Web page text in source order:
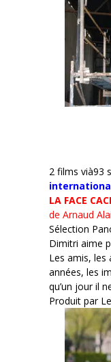
2 films vià93
LA FACE
de Arnaud
Sélection
Dimitri aime
Les amis, les
années, les
qu’un jour il
Produit par